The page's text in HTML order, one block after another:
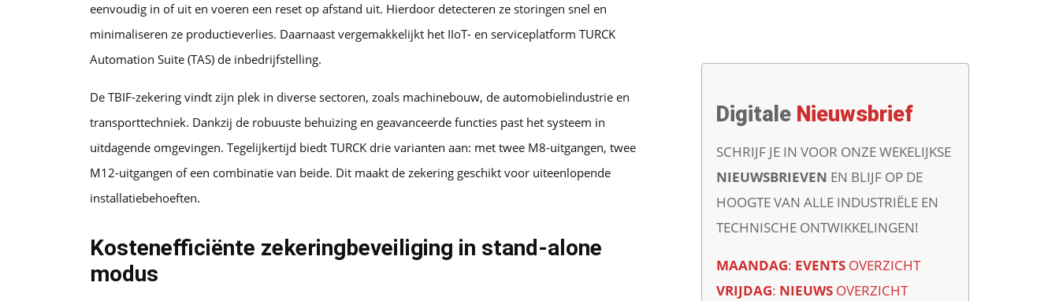
eenvoudig in of uit en voeren een reset op afstand uit. Hierdoor detecteren ze storingen snel en
minimaliseren ze productieverlies. Daarnaast vergemakkelijkt het IIoT- en serviceplatform TURCK
Automation Suite (TAS) de inbedrijfstelling.
De TBIF-zekering vindt zijn plek in diverse sectoren, zoals machinebouw, de automobielindustrie en
transporttechniek. Dankzij de robuuste behuizing en geavanceerde functies past het systeem in
uitdagende omgevingen. Tegelijkertijd biedt TURCK drie varianten aan: met twee M8-uitgangen, twee
M12-uitgangen of een combinatie van beide. Dit maakt de zekering geschikt voor uiteenlopende
installatiebehoeften.
Kostenefficiënte zekeringbeveiliging in stand-alone
modus
Digitale Nieuwsbrief
SCHRIJF JE IN VOOR ONZE WEKELIJKSE
NIEUWSBRIEVEN EN BLIJF OP DE
HOOGTE VAN ALLE INDUSTRIËLE EN
TECHNISCHE ONTWIKKELINGEN!
MAANDAG: EVENTS OVERZICHT
VRIJDAG: NIEUWS OVERZICHT